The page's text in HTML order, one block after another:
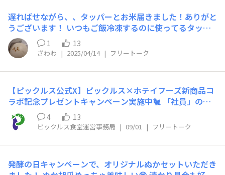
遅ればせながら、、タッパーとお米届きました！ありがと
うございます！ いつもご飯冷凍するのに使ってるタッパ
ーと同じタイプでありがたい！ キムチのっけていっぱい
ご飯食べます！
1 13
ざわわ | 2025/04/14 | フリートーク
【ピックルス公式X】ピックルス×ホテイフーズ新商品コ
ラボ記念プレゼントキャンペーン実施中🐔 「社員」の皆
さま、お疲れ様です！ ピックルス公式Xで実施中のキャン
ペーンのお知らせです🙋 やきとりやとりつくね等の缶詰
製品を製造・販売するホテイフーズさんとのコラボ新商品
発売記念！ 抽選で豪華賞品がゲットできちゃいます🎁 締
をご用意していますので、ぜひ両方ともご参加ください🤗
4 13
ピックルス食堂運営事務局 | 09/01 | フリートーク
発酵の日キャンペーンで、オリジナルぬかセットいただき